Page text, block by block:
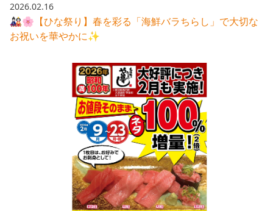
2026.02.16
🎎🌸【ひな祭り】春を彩る「海鮮バラちらし」で大切な
お祝いを華やかに✨